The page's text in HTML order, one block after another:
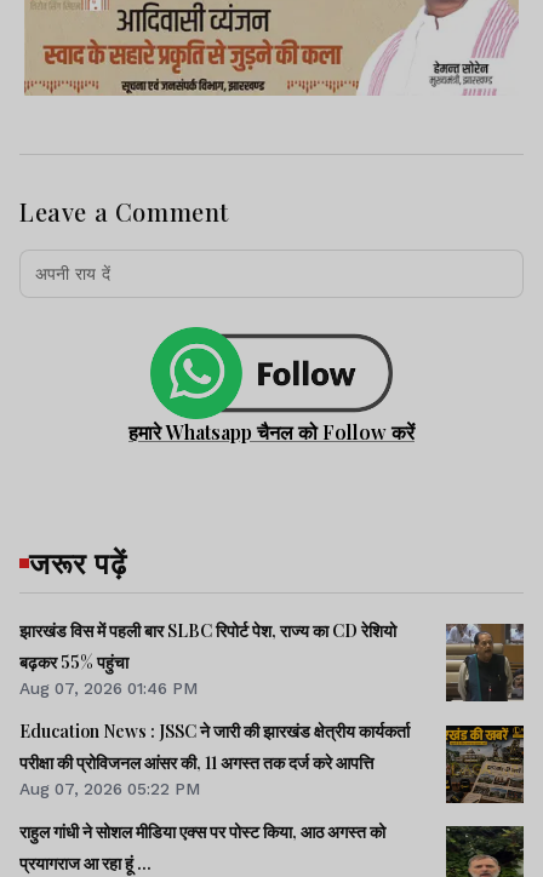
Leave a Comment
हमारे Whatsapp चैनल को Follow करें
जरूर पढ़ें
झारखंड विस में पहली बार SLBC रिपोर्ट पेश, राज्य का CD रेशियो
बढ़कर 55% पहुंचा
Aug 07, 2026 01:46 PM
Education News : JSSC ने जारी की झारखंड क्षेत्रीय कार्यकर्ता
परीक्षा की प्रोविजनल आंसर की, 11 अगस्त तक दर्ज करे आपत्ति
Aug 07, 2026 05:22 PM
राहुल गांधी ने सोशल मीडिया एक्स पर पोस्ट किया, आठ अगस्त को
प्रयागराज आ रहा हूं ...